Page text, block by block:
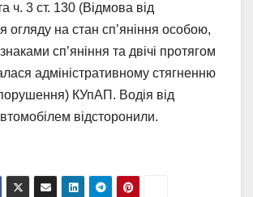
ч. 3 ст. 130 (Відмова від
огляду на стан сп’яніння особою,
сп’яніння та двічі протягом
адміністративному стягненню
КУпАП. Водія від
відсторонили.